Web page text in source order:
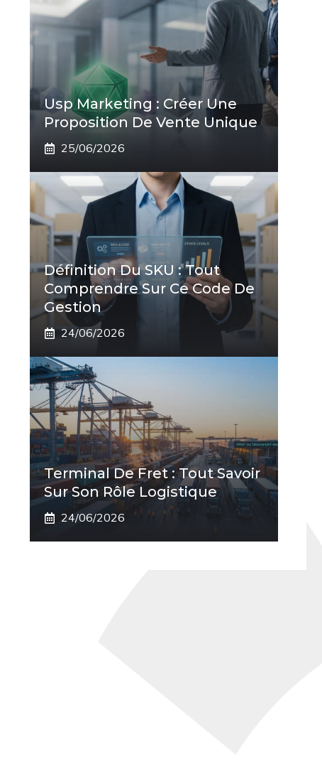
Usp Marketing : Créer Une
Proposition De Vente Unique
25/06/2026
Définition Du SKU : Tout
Comprendre Sur Ce Code De
Gestion
24/06/2026
Terminal De Fret : Tout Savoir
Sur Son Rôle Logistique
24/06/2026